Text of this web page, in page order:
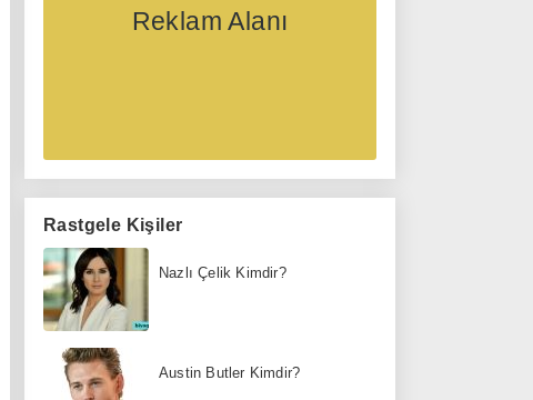
Reklam Alanı
Rastgele Kişiler
Nazlı Çelik Kimdir?
Austin Butler Kimdir?